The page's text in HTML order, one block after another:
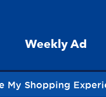
Weekly Ad
My Shopping